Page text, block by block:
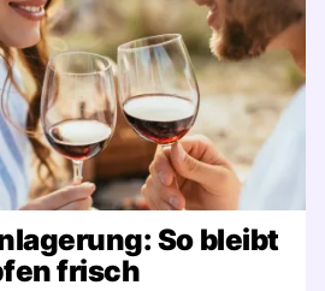
So bleibt
frisch